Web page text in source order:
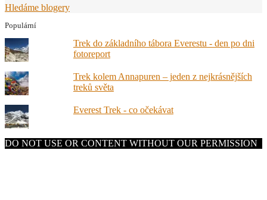
Hledáme blogery
Populární
Trek do základního tábora Everestu - den po dni
fotoreport
Trek kolem Annapuren – jeden z nejkrásnějších
treků světa
Everest Trek - co očekávat
DO NOT USE OR CONTENT WITHOUT OUR PERMISSION